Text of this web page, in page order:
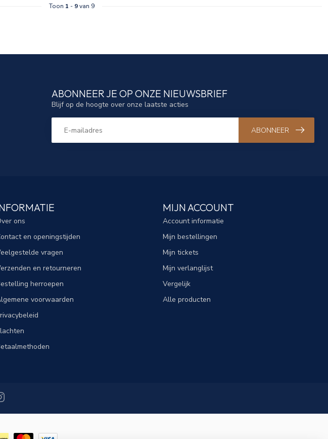
Toon 1 - 9van 9
ABONNEER JE OP ONZE NIEUWSBRIEF
Blijf op de hoogte over onze laatste acties
ABONNEER
ons
en openingstijden
vragen
en retourneren
herroepen
voorwaarden
MIJN ACCOUNT
Account informatie
Mijn bestellingen
Mijn tickets
Mijn verlanglijst
Vergelijk
Alle producten